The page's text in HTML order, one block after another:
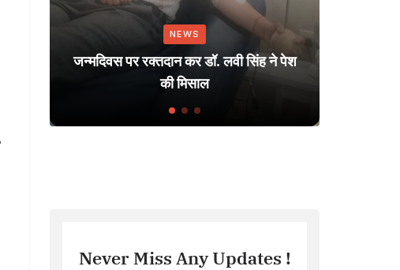
NEWS
जन्मदिवस पर रक्तदान कर डॉ. लवी सिंह ने पेश
की मिसाल
Never Miss Any Updates !